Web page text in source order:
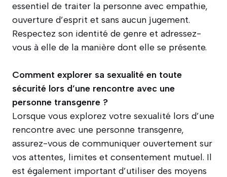
essentiel de traiter la personne avec empathie,
ouverture d’esprit et sans aucun jugement.
Respectez son identité de genre et adressez-
vous à elle de la manière dont elle se présente.
Comment explorer sa sexualité en toute
sécurité lors d’une rencontre avec une
personne transgenre ?
Lorsque vous explorez votre sexualité lors d’une
rencontre avec une personne transgenre,
assurez-vous de communiquer ouvertement sur
vos attentes, limites et consentement mutuel. Il
est également important d’utiliser des moyens